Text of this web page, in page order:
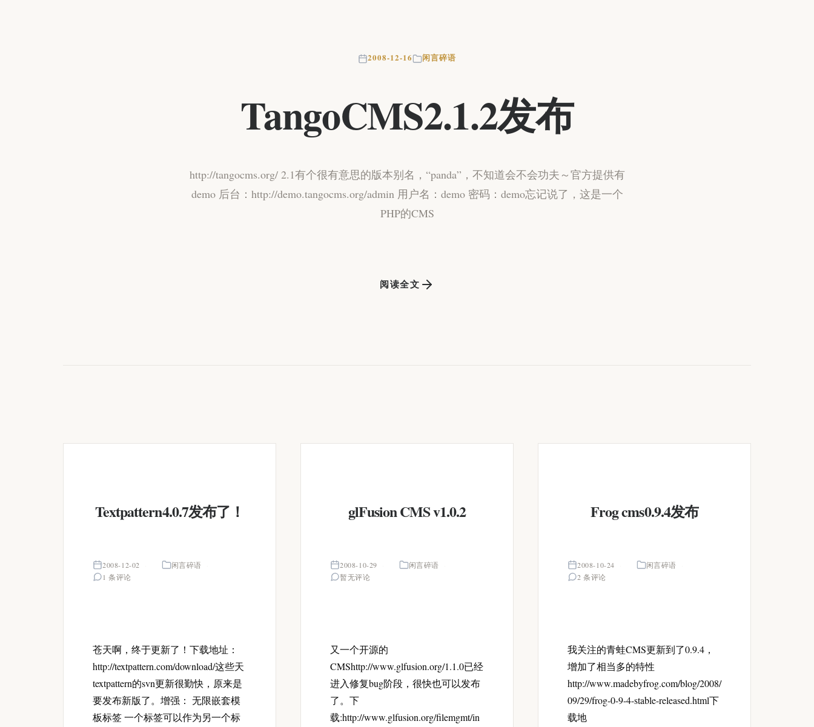
2008-12-16 闲言碎语
TangoCMS2.1.2发布
http://tangocms.org/ 2.1有个很有意思的版本别名，“panda”，不知道会不会功夫～官方提供有
demo 后台：http://demo.tangocms.org/admin 用户名：demo 密码：demo忘记说了，这是一个
PHP的CMS
阅读全文
Textpattern4.0.7发布了！
2008-12-02
闲言碎语
1 条评论
苍天啊，终于更新了！下载地址：
http://textpattern.com/download/这些天
textpattern的svn更新很勤快，原来是
要发布新版了。增强： 无限嵌套模
板标签 一个标签可以作为另一个标
glFusion CMS v1.0.2
2008-10-29
闲言碎语
暂无评论
又一个开源的
CMShttp://www.glfusion.org/1.1.0已经
进入修复bug阶段，很快也可以发布
了。下
载:http://www.glfusion.org/filemgmt/in
Frog cms0.9.4发布
2008-10-24
闲言碎语
2 条评论
我关注的青蛙CMS更新到了0.9.4，
增加了相当多的特性
http://www.madebyfrog.com/blog/2008/
09/29/frog-0-9-4-stable-released.html下
载地